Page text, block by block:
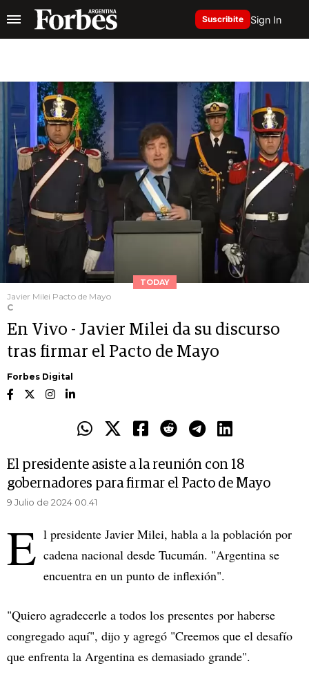
Suscribite Sign In
TODAY
Javier Milei Pacto de Mayo
C
En Vivo - Javier Milei da su discurso
tras firmar el Pacto de Mayo
Forbes Digital
El presidente asiste a la reunión con 18
gobernadores para firmar el Pacto de Mayo
9 Julio de 2024 00.41
E l presidente Javier Milei, habla a la población por
cadena nacional desde Tucumán. "Argentina se
encuentra en un punto de inflexión".
"Quiero agradecerle a todos los presentes por haberse
congregado aquí", dijo y agregó "Creemos que el desafío
que enfrenta la Argentina es demasiado grande".